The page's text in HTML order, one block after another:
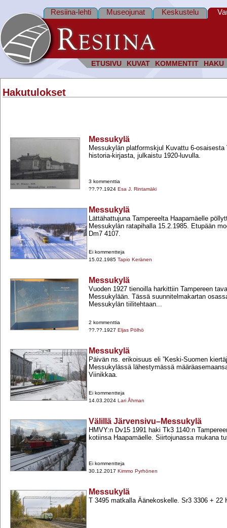
ETUSIVU KUVAT KOMMENTIT HAKU
Resiina-lehti Museojunat Keskustelu
Hakutulokset
Messukylä
Messukylän platformskjul Kuvattu 6-​osaisesta
historia-​kirjasta, julkaistu 1920-​luvulla.
3 kommenttia
??.??.1924 Esa J. Rintamäki
Messukylä
Lättähattujuna Tampereelta Haapamäelle
Messukylän ratapihalla 15.2.1985. Etupään
Dm7 4107.
Ei kommentteja
15.02.1985 Tapio Keränen
Messukylä
Vuoden 1927 tienoilla harkittiin Tampereen
Messukylään. Tässä suunnitelmakartan
Messukylän tiilitehtaan...
2 kommenttia
??.??.1927 Eljas Pölhö
Messukylä
Päivän ns. erikoisuus eli ”Keski-​Suomen
Messukylässä lähestymässä
Viinikkaa.
Ei kommentteja
14.03.2024 Lari Åhman
Välillä Järvensivu–Messukylä
HMVY:n Dv15 1991 haki Tk3 1140:n
kotiinsa Haapamäelle. Siirtojunassa mukana
Ei kommentteja
30.12.2017 Kimmo Pyrhönen
Messukylä
T 3495 matkalla Äänekoskelle. Sr3 3306 +​ 22